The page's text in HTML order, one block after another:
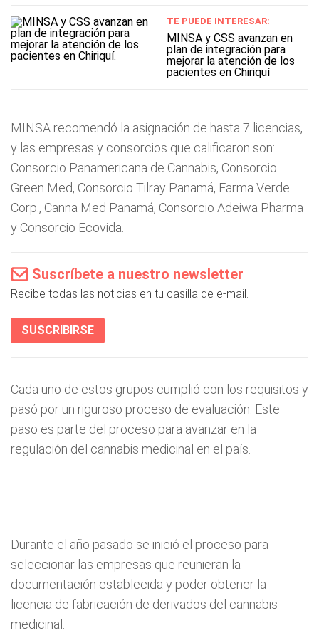
TE PUEDE INTERESAR:
MINSA y CSS avanzan en
plan de integración para
mejorar la atención de los
pacientes en Chiriquí
MINSA recomendó la asignación de hasta 7 licencias,
y las empresas y consorcios que calificaron son:
Consorcio Panamericana de Cannabis, Consorcio
Green Med, Consorcio Tilray Panamá, Farma Verde
Corp., Canna Med Panamá, Consorcio Adeiwa Pharma
y Consorcio Ecovida.
Suscríbete a nuestro newsletter
Recibe todas las noticias en tu casilla de e-mail.
SUSCRIBIRSE
Cada uno de estos grupos cumplió con los requisitos y
pasó por un riguroso proceso de evaluación. Este
paso es parte del proceso para avanzar en la
regulación del cannabis medicinal en el país.
Durante el año pasado se inició el proceso para
seleccionar las empresas que reunieran la
documentación establecida y poder obtener la
licencia de fabricación de derivados del cannabis
medicinal.